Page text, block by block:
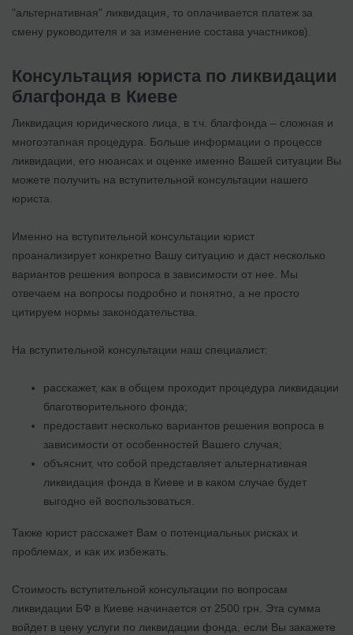
"альтернативная" ликвидация, то оплачивается платеж за
смену руководителя и за изменение состава участников).
Консультация юриста по ликвидации
благфонда в Киеве
Ликвидация юридического лица, в т.ч. благфонда – сложная и
многоэтапная процедура. Больше информации о процессе
ликвидации, его нюансах и оценке именно Вашей ситуации Вы
можете получить на вступительной консультации нашего
юриста.
Именно на вступительной консультации юрист
проанализирует конкретно Вашу ситуацию и даст несколько
вариантов решения вопроса в зависимости от нее. Мы
отвечаем на вопросы подробно и понятно, а не просто
цитируем нормы законодательства.
На вступительной консультации наш специалист:
расскажет, как в общем проходит процедура ликвидации
благотворительного фонда;
предоставит несколько вариантов решения вопроса в
зависимости от особенностей Вашего случая;
объяснит, что собой представляет альтернативная
ликвидация фонда в Киеве и в каком случае будет
выгодно ей воспользоваться.
Также юрист расскажет Вам о потенциальных рисках и
проблемах, и как их избежать.
Стоимость вступительной консультации по вопросам
ликвидации БФ в Киеве начинается от 2500 грн. Эта сумма
войдет в цену услуги по ликвидации фонда, если Вы закажете